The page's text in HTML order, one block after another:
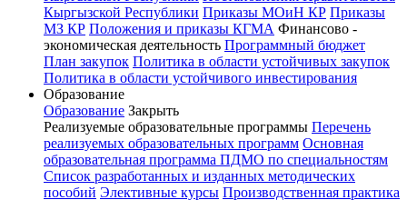
Кыргызской Республики Приказы МОиН КР Приказы
МЗ КР Положения и приказы КГМА Финансово -
экономическая деятельность Программный бюджет
План закупок Политика в области устойчивых закупок
Политика в области устойчивого инвестирования
Образование
Образование Закрыть
Реализуемые образовательные программы Перечень
реализуемых образовательных программ Основная
образовательная программа ПДМО по специальностям
Список разработанных и изданных методических
пособий Элективные курсы Производственная практика